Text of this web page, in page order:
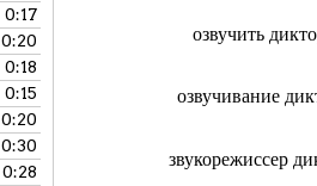
0:17
0:20
0:18
0:15
0:20
0:30
0:28
озвучить
озвучивание
звукорежиссер